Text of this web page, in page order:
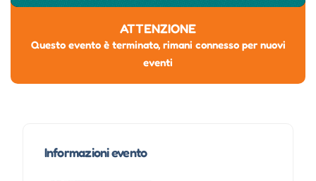
ATTENZIONE
Questo evento è terminato, rimani connesso per nuovi
eventi
Informazioni evento